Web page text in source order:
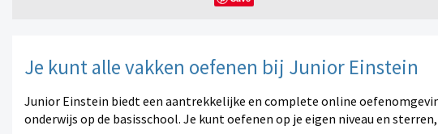
Je kunt alle vakken oefenen bij Junior Einstein
Junior Einstein biedt een aantrekkelijke en complete online
onderwijs op de basisschool. Je kunt oefenen op je eigen niveau en